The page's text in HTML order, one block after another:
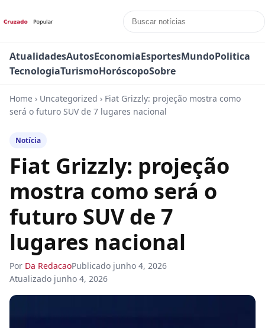
AtualidadesAutosEconomiaEsportesMundoPolitica
TecnologiaTurismoHoróscopoSobre
Home › Uncategorized › Fiat Grizzly: projeção mostra como
será o futuro SUV de 7 lugares nacional
Notícia
Fiat Grizzly: projeção
mostra como será o
futuro SUV de 7
lugares nacional
Por Da RedacaoPublicado junho 4, 2026
Atualizado junho 4, 2026